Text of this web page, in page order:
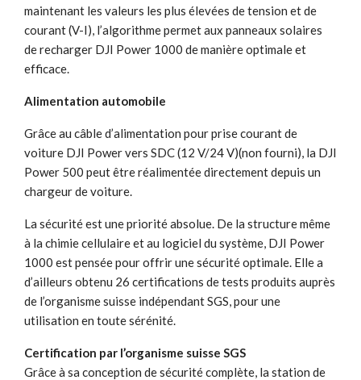
maintenant les valeurs les plus élevées de tension et de
courant (V-I), l’algorithme permet aux panneaux solaires
de recharger DJI Power 1000 de manière optimale et
efficace.‌‌
Alimentation automobile
Grâce au câble d’alimentation pour prise courant de
voiture DJI Power vers SDC (12 V/24 V)(non fourni), la DJI
Power 500 peut être réalimentée directement depuis un
chargeur de voiture.
La sécurité est une priorité absolue. De la structure même
à la chimie cellulaire et au logiciel du système, DJI Power
1000 est pensée pour offrir une sécurité optimale. Elle a
d’ailleurs obtenu 26 certifications de tests produits auprès
de l’organisme suisse indépendant SGS, pour une
utilisation en toute sérénité.
Certification par l’organisme suisse SGS
Grâce à sa conception de sécurité complète, la station de